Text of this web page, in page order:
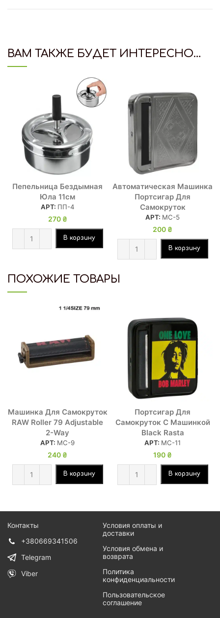
ВАМ ТАКЖЕ БУДЕТ ИНТЕРЕСНО…
Пепельница Бездымная
Юла 11см
АРТ: ПП-4
270 ₴
В корзину
Автоматическая Машинка
Портсигар Для
Самокруток
АРТ: МС-5
200 ₴
В корзину
ПОХОЖИЕ ТОВАРЫ
Машинка Для Самокруток
RAW Roller 79 Adjustable
2-Way
АРТ: МС-9
240 ₴
В корзину
Портсигар Для
Самокруток С Машинкой
Black Rasta
АРТ: МС-11
190 ₴
В корзину
Контакты
+380669341506
Telegram
Viber
Условия оплаты и
доставки
Условия обмена и
возврата
Политика
конфиденциальности
Пользовательское
соглашение